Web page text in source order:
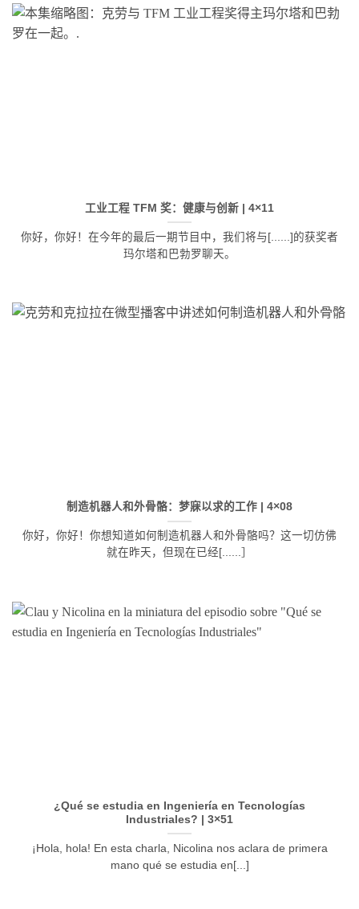
工业工程 TFM 奖：健康与创新 | 4×11
你好，你好！在今年的最后一期节目中，我们将与[......]的获奖者
玛尔塔和巴勃罗聊天。
制造机器人和外骨骼：梦寐以求的工作 | 4×08
你好，你好！你想知道如何制造机器人和外骨骼吗？这一切仿佛
就在昨天，但现在已经[......］
¿Qué se estudia en Ingeniería en Tecnologías
Industriales? | 3×51
¡Hola, hola! En esta charla, Nicolina nos aclara de primera
mano qué se estudia en[...]